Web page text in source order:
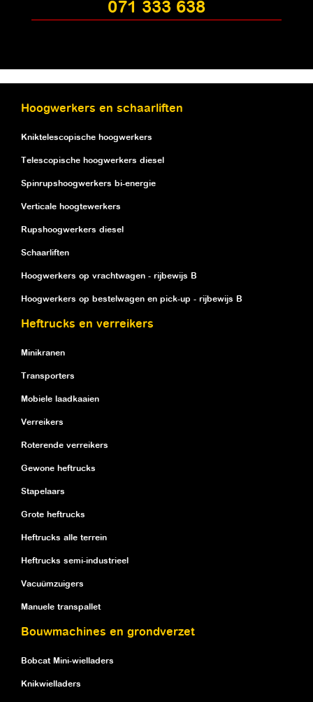
071 333 638
Hoogwerkers en schaarliften
Kniktelescopische hoogwerkers
Telescopische hoogwerkers diesel
Spinrupshoogwerkers bi-energie
Verticale hoogtewerkers
Rupshoogwerkers diesel
Schaarliften
Hoogwerkers op vrachtwagen - rijbewijs B
Hoogwerkers op bestelwagen en pick-up - rijbewijs B
Heftrucks en verreikers
Minikranen
Transporters
Mobiele laadkaaien
Verreikers
Roterende verreikers
Gewone heftrucks
Stapelaars
Grote heftrucks
Heftrucks alle terrein
Heftrucks semi-industrieel
Vacuümzuigers
Manuele transpallet
Bouwmachines en grondverzet
Bobcat Mini-wielladers
Knikwielladers